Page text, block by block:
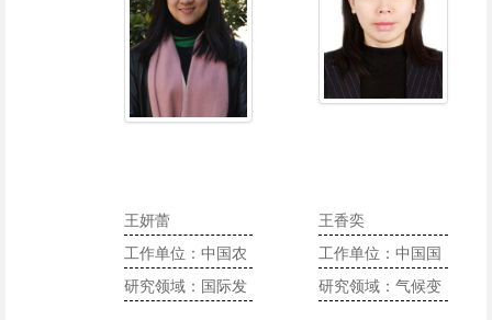
王妍蕾
工作单位：中国农
业大学
研究领域：国际发
王香奕
工作单位：中国国
际民间组织合作促
研究领域：气候变